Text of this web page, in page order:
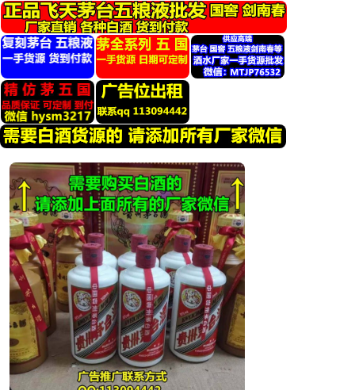
转
到
内
容